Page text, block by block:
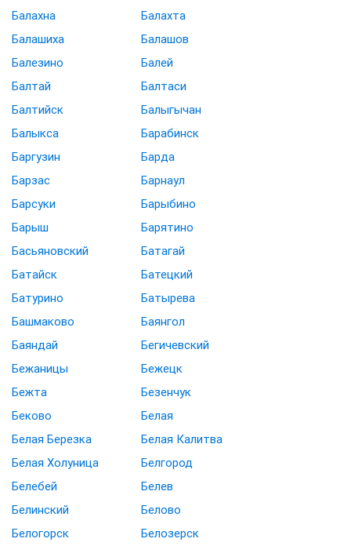
Балахна
Балахта
Балашиха
Балашов
Балезино
Балей
Балтай
Балтаси
Балтийск
Балыгычан
Балыкса
Барабинск
Баргузин
Барда
Барзас
Барнаул
Барсуки
Барыбино
Барыш
Барятино
Басьяновский
Батагай
Батайск
Батецкий
Батурино
Батырева
Башмаково
Баянгол
Баяндай
Бегичевский
Бежаницы
Бежецк
Бежта
Безенчук
Беково
Белая
Белая Березка
Белая Калитва
Белая Холуница
Белгород
Белебей
Белев
Белинский
Белово
Белогорск
Белозерск